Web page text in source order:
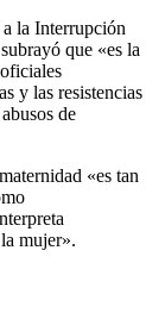
la Interrupción
que «es la
y las resistencias
de
«es tan
mujer».